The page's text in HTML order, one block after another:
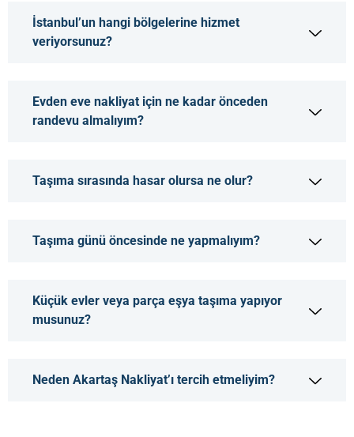
İstanbul’un hangi bölgelerine hizmet
veriyorsunuz?
Evden eve nakliyat için ne kadar önceden
randevu almalıyım?
Taşıma sırasında hasar olursa ne olur?
Taşıma günü öncesinde ne yapmalıyım?
Küçük evler veya parça eşya taşıma yapıyor
musunuz?
Neden Akartaş Nakliyat’ı tercih etmeliyim?